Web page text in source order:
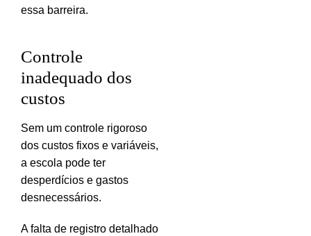
essa barreira.
Controle
inadequado dos
custos
Sem um controle rigoroso
dos custos fixos e variáveis,
a escola pode ter
desperdícios e gastos
desnecessários.
A falta de registro detalhado